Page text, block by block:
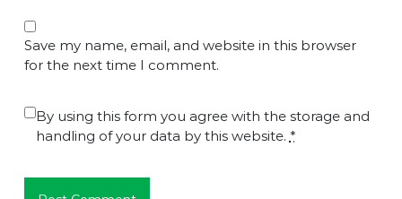
Save my name, email, and website in this browser
for the next time I comment.
By using this form you agree with the storage and
handling of your data by this website. *